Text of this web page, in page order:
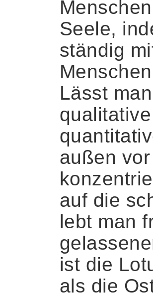
Seele,
ständig
Lässt
außen
auf die
lebt man
ist die
als die